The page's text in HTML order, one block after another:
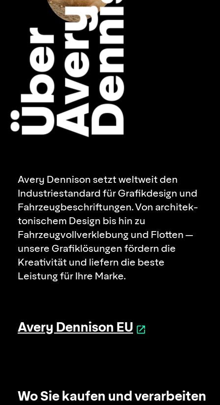
Ü
b
e
r
A
v
e
ry
D
e
n
ni
s
o
Avery Dennison setzt weltweit den
Industriestandard für Grafikdesign und
Fahrzeugbe­schriftungen. Von architek­
tonischem Design bis hin zu
Fahrzeugvoll­verklebung und Flotten —
unsere Grafiklösungen fördern die
Kreativität und liefern die beste
Leistung für Ihre Marke.
Avery Dennison EU
Wo Sie kaufen und verarbeiten